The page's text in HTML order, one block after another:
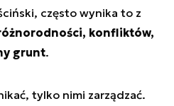
często wynika to z
konfliktów,
grunt.
tylko nimi zarządzać.